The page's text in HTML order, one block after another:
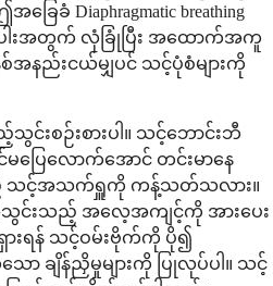
ေခံ Diaphragmatic breathing
ါးအတွက် လုံခြုံပြီး အထောက်အကူ
အနည်းငယ်မျှပင် သင့်ပုံစံများကို
စဉ်းစားပါ။ သင့်ဘောင်းဘီ
ေလောက်အောင် တင်းမာနေ
သည် သင့်အသက်ရှူကို ကန့်သတ်သလား။
းသည့် အလေ့အကျင့်ကို အားပေး
ားရန် သင့်ဝမ်းဗိုက်ကို ပို၍
ာ ချိန်ညှိမှုများကို ပြုလုပ်ပါ။ သင့်